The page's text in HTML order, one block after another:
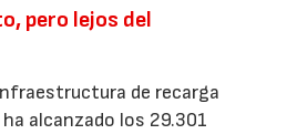
pero lejos del
de recarga
alcanzado los 29.301